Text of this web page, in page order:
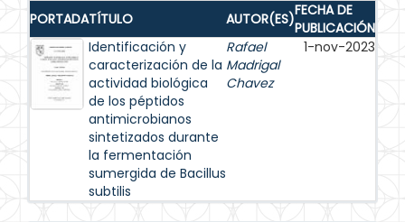
PORTADATÍTULO AUTOR(ES)FECHA DE
PUBLICACIÓN
Identificación y
caracterización de la
actividad biológica
de los péptidos
antimicrobianos
sintetizados durante
la fermentación
sumergida de Bacillus
subtilis
Rafael
Madrigal
Chavez
1-nov-2023